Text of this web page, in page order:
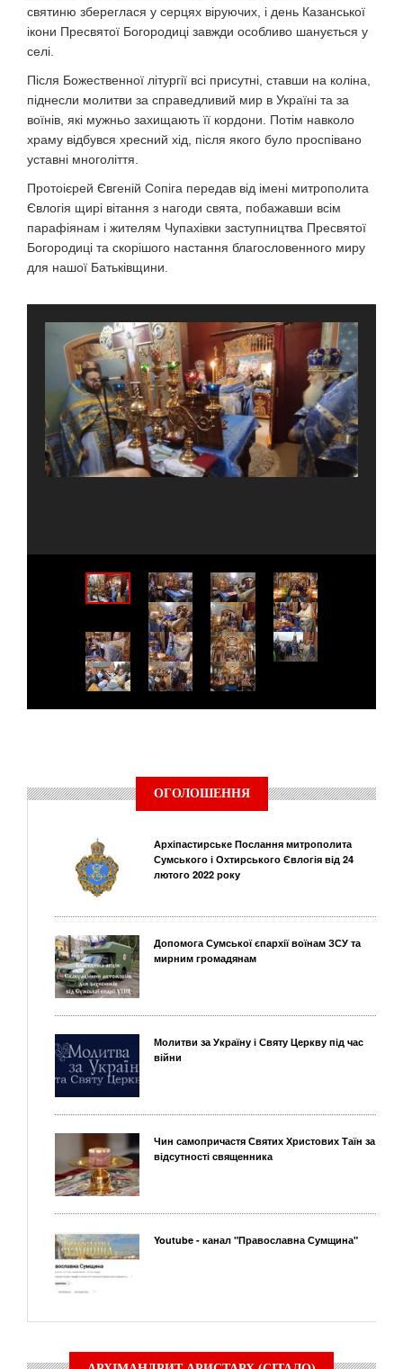
святиню збереглася у серцях віруючих, і день Казанської
ікони Пресвятої Богородиці завжди особливо шанується у
селі.
Після Божественної літургії всі присутні, ставши на коліна,
піднесли молитви за справедливий мир в Україні та за
воїнів, які мужньо захищають її кордони. Потім навколо
храму відбувся хресний хід, після якого було проспівано
уставні многоліття.
Протоієрей Євгеній Сопіга передав від імені митрополита
Євлогія щирі вітання з нагоди свята, побажавши всім
парафіянам і жителям Чупахівки заступництва Пресвятої
Богородиці та скорішого настання благословенного миру
для нашої Батьківщини.
ОГОЛОШЕННЯ
Архіпастирське Послання митрополита
Сумського і Охтирського Євлогія від 24
лютого 2022 року
Допомога Сумської єпархії воїнам ЗСУ та
мирним громадянам
Молитви за Україну і Святу Церкву під час
війни
Чин самопричастя Святих Христових Таїн за
відсутності священника
Youtube - канал "Православна Сумщина"